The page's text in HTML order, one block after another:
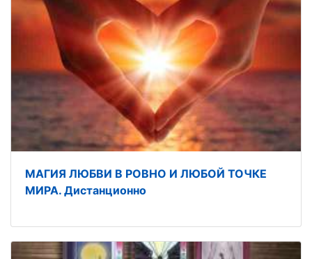
МАГИЯ ЛЮБВИ В РОВНО И ЛЮБОЙ ТОЧКЕ
МИРА. Дистанционно